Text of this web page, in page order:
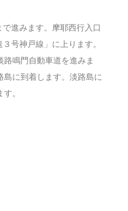
進みます。摩耶西行入口
号神戸線」に上ります。
鳴門自動車道を進みま
に到着します。淡路島に
。